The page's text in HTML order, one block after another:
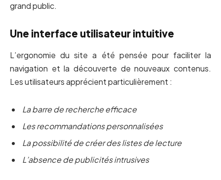
grand public.
Une interface utilisateur intuitive
L’ergonomie du site a été pensée pour faciliter la
navigation et la découverte de nouveaux contenus.
Les utilisateurs apprécient particulièrement :
La barre de recherche efficace
Les recommandations personnalisées
La possibilité de créer des listes de lecture
L’absence de publicités intrusives